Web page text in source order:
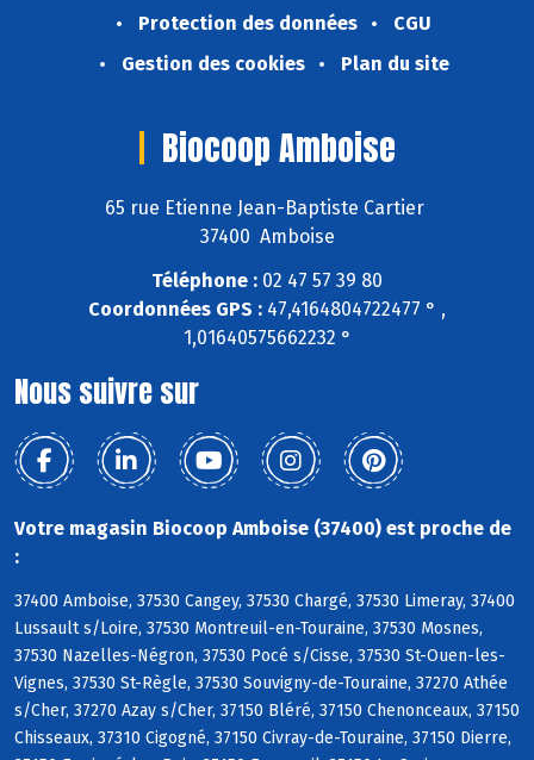
Protection des données
CGU
Gestion des cookies
Plan du site
Biocoop Amboise
65 rue Etienne Jean-Baptiste Cartier
37400 Amboise
Téléphone : 02 47 57 39 80
Coordonnées GPS : 47,4164804722477 ° ,
1,01640575662232 °
Nous suivre sur
Votre magasin Biocoop Amboise (37400) est proche de
:
37400 Amboise, 37530 Cangey, 37530 Chargé, 37530 Limeray, 37400
Lussault s/Loire, 37530 Montreuil-en-Touraine, 37530 Mosnes,
37530 Nazelles-Négron, 37530 Pocé s/Cisse, 37530 St-Ouen-les-
Vignes, 37530 St-Règle, 37530 Souvigny-de-Touraine, 37270 Athée
s/Cher, 37270 Azay s/Cher, 37150 Bléré, 37150 Chenonceaux, 37150
Chisseaux, 37310 Cigogné, 37150 Civray-de-Touraine, 37150 Dierre,